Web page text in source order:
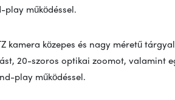
működéssel.
kamera közepes és nagy méretű
20-szoros optikai zoomot, valamint
play működéssel.